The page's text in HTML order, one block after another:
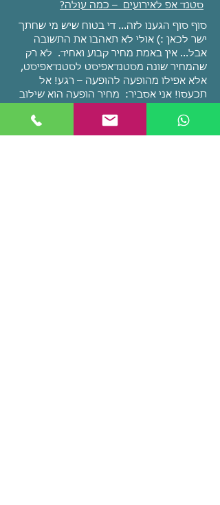
סטנד אפ לאירועים – כמה עולה?
סוף סוף הגענו לזה... די בטוח שיש מי שחתך
ישר לכאן :) אולי לא תאהבו את התשובה
אבל... אין באמת מחיר קבוע ואחיד. לא רק
שהמחיר שונה מסטנדאפיסט לסטנדאפיסט,
אלא אפילו מהופעה להופעה – רגע! אל
תכעסו! אני אסביר: מחיר הופעה הוא שילוב
אופי ההופעה, משך ההופעה, היקף הקהל,
מיקום וכו') ונתונים הקשורים לסטנדאפיסט